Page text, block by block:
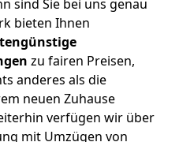
sind Sie bei uns genau
bieten Ihnen
zu fairen Preisen,
anderes als die
neuen Zuhause
verfügen wir über
mit Umzügen von